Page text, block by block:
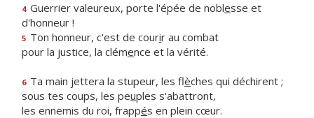
4 Guerrier valeureux, porte l'épée de noblesse et
d'honneur !
5 Ton honneur, c'est de courir au combat
pour la justice, la clémence et la vérité.
6 Ta main jettera la stupeur, les flèches qui déchirent ;
sous tes coups, les peuples s'abattront,
les ennemis du roi, frappés en plein cœur.